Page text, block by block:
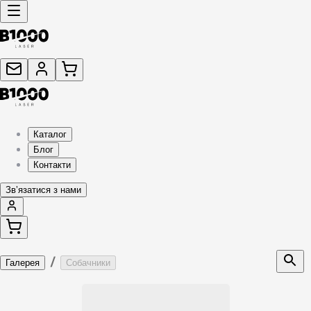
Каталог
Блог
Контакти
Звʼязатися з нами
Галерея / Собачники